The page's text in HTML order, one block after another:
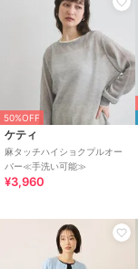
50%OFF
ケティ
麻タッチハイショクプルオー
バー≪手洗い可能≫
¥3,960